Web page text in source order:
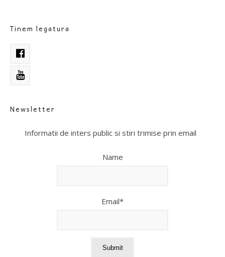
Tinem legatura
Newsletter
Informatii de inters public si stiri trimise prin email
Name
Email*